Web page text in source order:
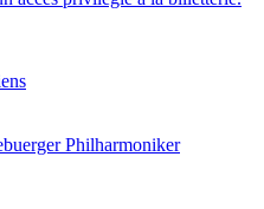
Philharmoniker